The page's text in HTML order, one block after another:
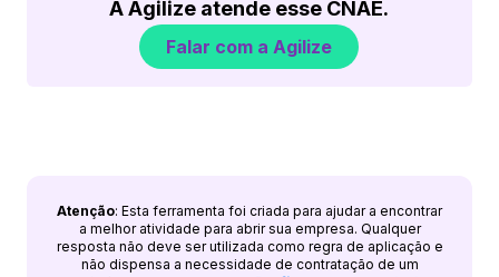
A Agilize atende esse CNAE.
Falar com a Agilize
Atenção: Esta ferramenta foi criada para ajudar a encontrar
a melhor atividade para abrir sua empresa. Qualquer
resposta não deve ser utilizada como regra de aplicação e
não dispensa a necessidade de contratação de um